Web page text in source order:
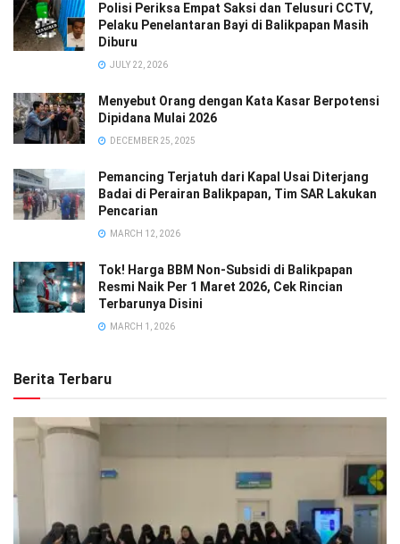
Polisi Periksa Empat Saksi dan Telusuri CCTV,
Pelaku Penelantaran Bayi di Balikpapan Masih
Diburu
JULY 22, 2026
Menyebut Orang dengan Kata Kasar Berpotensi
Dipidana Mulai 2026
DECEMBER 25, 2025
Pemancing Terjatuh dari Kapal Usai Diterjang
Badai di Perairan Balikpapan, Tim SAR Lakukan
Pencarian
MARCH 12, 2026
Tok! Harga BBM Non-Subsidi di Balikpapan
Resmi Naik Per 1 Maret 2026, Cek Rincian
Terbarunya Disini
MARCH 1, 2026
Berita Terbaru